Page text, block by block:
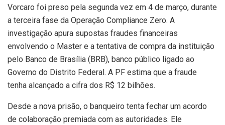
Vorcaro foi preso pela segunda vez em 4 de março, durante
a terceira fase da Operação Compliance Zero. A
investigação apura supostas fraudes financeiras
envolvendo o Master e a tentativa de compra da instituição
pelo Banco de Brasília (BRB), banco público ligado ao
Governo do Distrito Federal. A PF estima que a fraude
tenha alcançado a cifra dos R$ 12 bilhões.
Desde a nova prisão, o banqueiro tenta fechar um acordo
de colaboração premiada com as autoridades. Ele